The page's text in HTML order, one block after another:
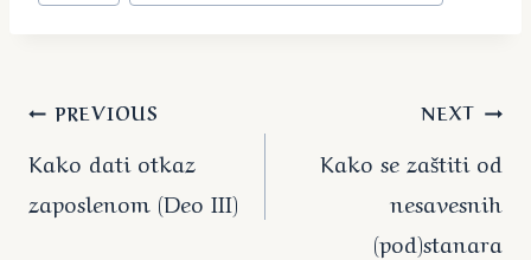
Post
navigation
PREVIOUS
Kako dati otkaz
zaposlenom (Deo III)
NEXT
Kako se zaštiti od
nesavesnih
(pod)stanara